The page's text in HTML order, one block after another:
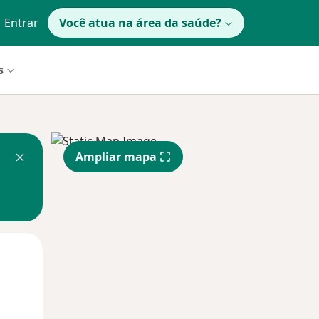
Entrar Você atua na área da saúde?
Ampliar mapa